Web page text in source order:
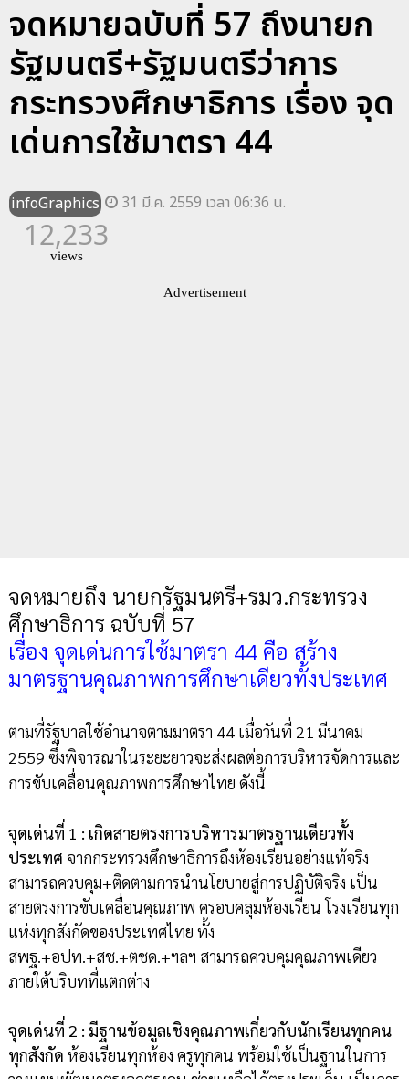
จดหมายฉบับที่ 57 ถึงนายก
รัฐมนตรี+รัฐมนตรีว่าการ
กระทรวงศึกษาธิการ เรื่อง จุด
เด่นการใช้มาตรา 44
infoGraphics 31 มี.ค. 2559 เวลา 06:36 น.
12,233
views
Advertisement
จดหมายถึง นายกรัฐมนตรี+รมว.กระทรวง
ศึกษาธิการ ฉบับที่ 57
เรื่อง จุดเด่นการใช้มาตรา 44 คือ สร้าง
มาตรฐานคุณภาพการศึกษาเดียวทั้งประเทศ
ตามที่รัฐบาลใช้อำนาจตามมาตรา 44 เมื่อวันที่ 21 มีนาคม
2559 ซึ่งพิจารณาในระยะยาวจะส่งผลต่อการบริหารจัดการและ
การขับเคลื่อนคุณภาพการศึกษาไทย ดังนี้
จุดเด่นที่ 1 : เกิดสายตรงการบริหารมาตรฐานเดียวทั้ง
ประเทศ จากกระทรวงศึกษาธิการถึงห้องเรียนอย่างแท้จริง
สามารถควบคุม+ติดตามการนำนโยบายสู่การปฏิบัติจริง เป็น
สายตรงการขับเคลื่อนคุณภาพ ครอบคลุมห้องเรียน โรงเรียนทุก
แห่งทุกสังกัดของประเทศไทย ทั้ง
สพฐ.+อปท.+สช.+ตชด.+ฯลฯ สามารถควบคุมคุณภาพเดียว
ภายใต้บริบทที่แตกต่าง
จุดเด่นที่ 2 : มีฐานข้อมูลเชิงคุณภาพเกี่ยวกับนักเรียนทุกคน
ทุกสังกัด ห้องเรียนทุกห้อง ครูทุกคน พร้อมใช้เป็นฐานในการ